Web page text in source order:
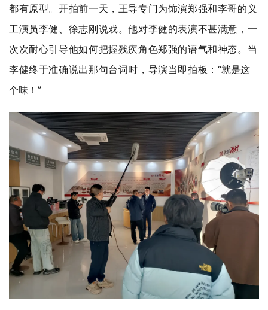
都有原型。开拍前一天，王导专门为饰演郑强和李哥的义
工演员李健、徐志刚说戏。他对李健的表演不甚满意，一
次次耐心引导他如何把握残疾角色郑强的语气和神态。当
李健终于准确说出那句台词时，导演当即拍板： “就是这
个味！”